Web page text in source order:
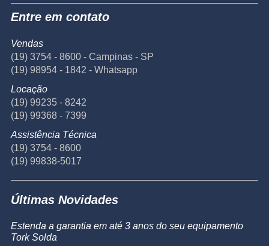
Entre em contato
Vendas
(19) 3754 - 8600 - Campinas - SP
(19) 98954 - 1842 - Whatsapp
Locação
(19) 99235 - 8242
(19) 99368 - 7399
Assistência Técnica
(19) 3754 - 8600
(19) 99838-5017
Últimas Novidades
Estenda a garantia em até 3 anos do seu equipamento
Tork Solda